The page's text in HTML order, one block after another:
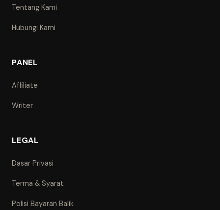
Tentang Kami
Hubungi Kami
PANEL
Affiliate
Writer
LEGAL
Dasar Privasi
Terma & Syarat
Polisi Bayaran Balik